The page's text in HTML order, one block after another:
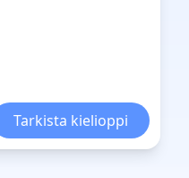
Tarkista kielioppi